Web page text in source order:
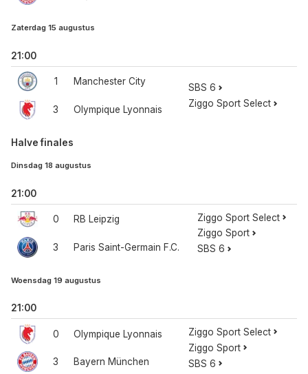
Zaterdag 15 augustus
21:00
1
3
Manchester City
Olympique Lyonnais
SBS 6
Ziggo Sport Select
Halve finales
Dinsdag 18 augustus
21:00
0
3
RB Leipzig
Paris Saint-Germain F.C.
Ziggo Sport Select
Ziggo Sport
SBS 6
Woensdag 19 augustus
21:00
0
3
Olympique Lyonnais
Bayern München
Ziggo Sport Select
Ziggo Sport
SBS 6